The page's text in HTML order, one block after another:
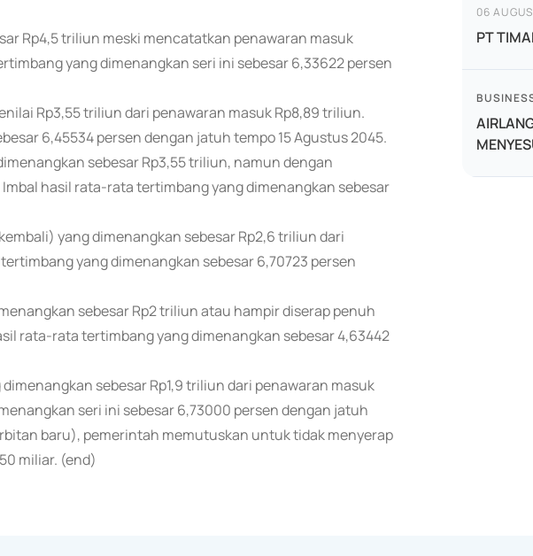
Rp4,5 triliun meski mencatatkan penawaran masuk
yang dimenangkan seri ini sebesar 6,33622 persen
Rp3,55 triliun dari penawaran masuk Rp8,89 triliun.
6,45534 persen dengan jatuh tempo 15 Agustus 2045.
sebesar Rp3,55 triliun, namun dengan
hasil rata-rata tertimbang yang dimenangkan sebesar
yang dimenangkan sebesar Rp2,6 triliun dari
yang dimenangkan sebesar 6,70723 persen
sebesar Rp2 triliun atau hampir diserap penuh
rata-rata tertimbang yang dimenangkan sebesar 4,63442
sebesar Rp1,9 triliun dari penawaran masuk
seri ini sebesar 6,73000 persen dengan jatuh
baru), pemerintah memutuskan untuk tidak menyerap
miliar. (end)
06
PT